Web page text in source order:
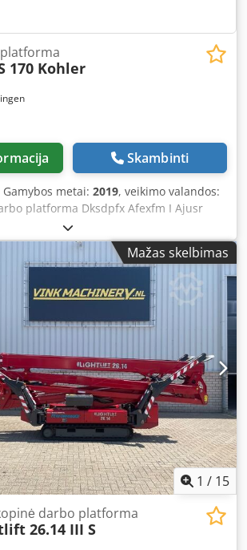
170 Kohler
Skambinti
Gamybos metai: 2019, veikimo valandos:
platforma Dksdpfx Afexfm I Ajusr
Mažas skelbimas
1 / 15
darbo platforma
26.14 III S